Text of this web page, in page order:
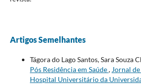
Artigos Semelhantes
Tágora do Lago Santos, Sara Souza
Pós Residência em Saúde, Jornal
Hospital Universitário da